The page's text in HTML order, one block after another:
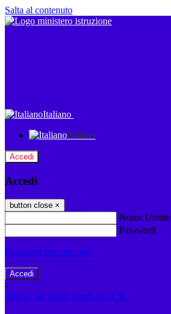
Salta al contenuto
Italiano
Italiano
Accedi
Accedi
button close ×
Nome Utente
Password
Password dimenticata?
-
Entra con SPID Entra con CIE